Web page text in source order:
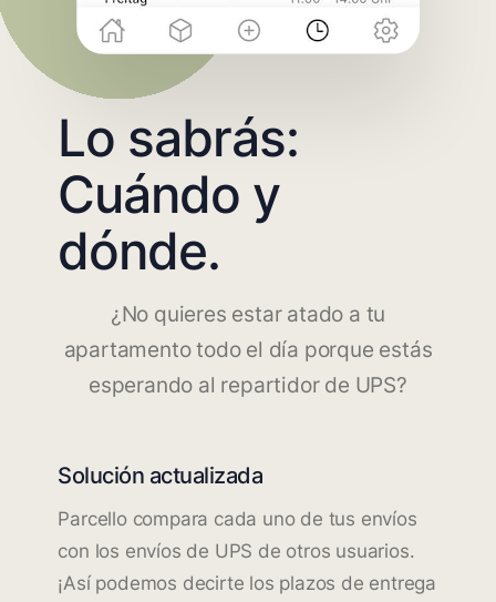
Lo sabrás:
Cuándo y
dónde.
¿No quieres estar atado a tu
apartamento todo el día porque estás
esperando al repartidor de UPS?
Solución actualizada
Parcello compara cada uno de tus envíos
con los envíos de UPS de otros usuarios.
¡Así podemos decirte los plazos de entrega